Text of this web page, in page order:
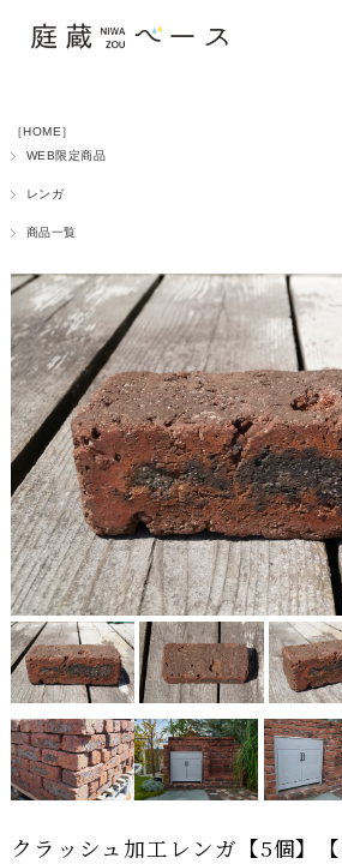
［HOME］
WEB限定商品
レンガ
商品一覧
クラッシュ加工レンガ【5個】【